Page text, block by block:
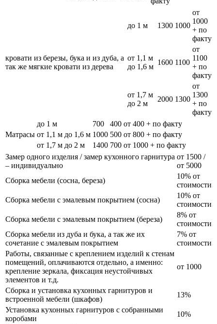
кровати из березы, бука и из дуба, а
так же мягкие кровати из дерева
до 1 м 1300 1000
от
1000
+ по
факту
от 1,1 м
до 1,6 м
1600 1100
от
1100
+ по
факту
от 1,7 м
до 2 м
2000 1300
от
1300
+ по
факту
Матрасы
до 1 м 700 400 от 400 + по факту
от 1,1 м до 1,6 м 1000 500 от 800 + по факту
от 1,7 м до 2 м
1400 700 от 1000 + по факту
Замер одного изделия / замер кухонного гарнитура
– индивидуально
от 1500 /
от 5000
Сборка мебели (сосна, береза)
10% от
стоимости
Сборка мебели с эмалевым покрытием (сосна)
10% от
стоимости
Сборка мебели с эмалевым покрытием (береза)
8% от
стоимости
Сборка мебели из дуба и бука, а так же их
сочетание с эмалевым покрытием
7% от
стоимости
Работы, связанные с креплением изделий к стенам
помещений, оплачиваются отдельно, а именно:
крепление зеркала, фиксация неустойчивых
элементов и т.д.
от 1000
Сборка и установка кухонных гарнитуров и
встроенной мебели (шкафов)
13%
Установка кухонных гарнитуров с собранными
коробами
10%